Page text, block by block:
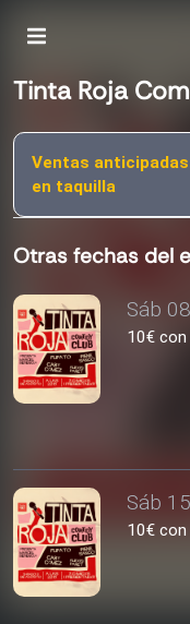
Tinta Roja
Ventas
en taquilla
Otras fechas del
Sáb
10€ con
Sáb
10€ con